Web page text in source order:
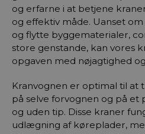
og erfarne i at betjene
og effektiv måde. Uanset
og flytte byggematerialer,
store genstande, kan vores
opgaven med nøjagtighed
Kranvognen er optimal til at
på selve forvognen og på
og uden tip. Disse kraner
udlægning af køreplader,